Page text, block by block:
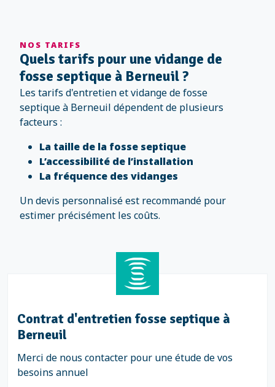
NOS TARIFS
Quels tarifs pour une vidange de
fosse septique à Berneuil ?
Les tarifs d'entretien et vidange de fosse
septique à Berneuil dépendent de plusieurs
facteurs :
La taille de la fosse septique
L’accessibilité de l’installation
La fréquence des vidanges
Un devis personnalisé est recommandé pour
estimer précisément les coûts.
à Berneuil
obtenir votre devis
Contrat d'entretien
Merci de nous contacter